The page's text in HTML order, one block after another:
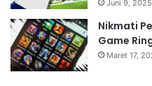
Juni 9, 2025
Nikmati
Game
Maret 17,